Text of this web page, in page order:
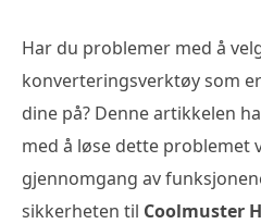
Har du problemer med å
konverteringsverktøy som
dine på? Denne artikkelen
med å løse dette problemet
gjennomgang av
sikkerheten til Coolmuster